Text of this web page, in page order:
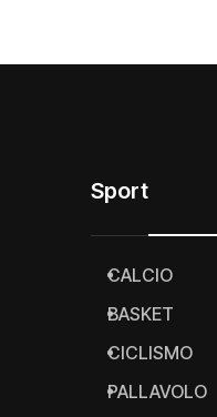
Sport
CALCIO
BASKET
CICLISMO
PALLAVOLO